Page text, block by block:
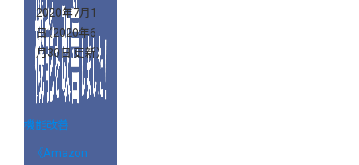
2020年7月1
日（2020年6
月30日 更新）
機能改善
《Amazon